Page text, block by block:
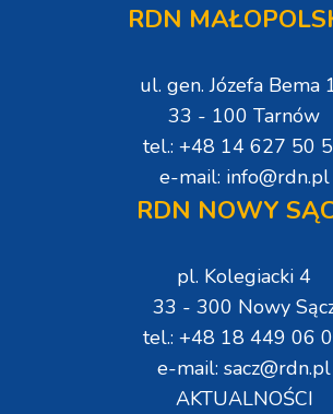
RDN
ul. gen. Józefa Bema
33 - 100 Tarnów
tel.: +48 14 627 50
e-mail: info@rdn.pl
RDN NOWY
pl. Kolegiacki 4
33 - 300 Nowy
tel.: +48 18 449 06
e-mail: sacz@rdn.pl
AKTUALNOŚCI